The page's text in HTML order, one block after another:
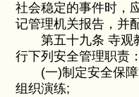
社会稳定的事件时，
记管理机关报告，并
第五十九条 寺观
行下列安全管理职责：
(一)制定安全保障
组织演练;